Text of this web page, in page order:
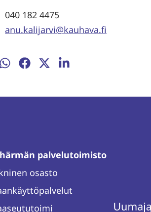
040 182 4475
anu.kalijarvi@kauhava.fi
Jaa
Jaa
Jaa
Jaa
palvelutoimisto
osasto